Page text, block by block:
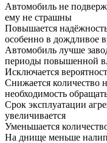
Автомобиль не
ему не страшны
Повышается
особенно в дождливое
Автомобиль лучше
периоды повышенной
Исключается
Снижается количество
необходимость
Срок эксплуатации
увеличивается
Уменьшается
На днище меньше